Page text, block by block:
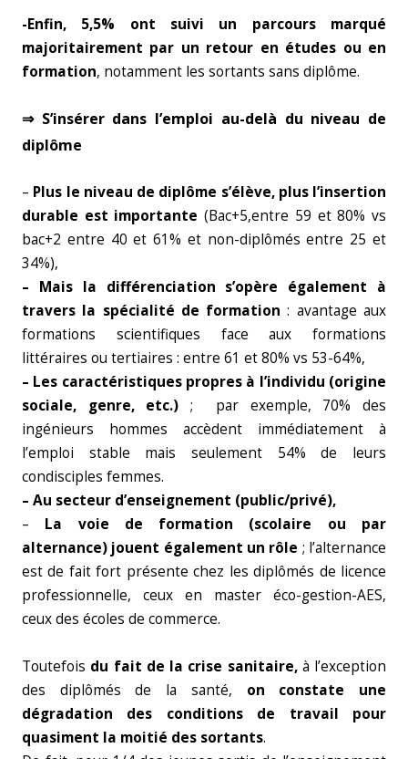
-Enfin, 5,5% ont suivi un parcours marqué
majoritairement par un retour en études ou en
formation, notamment les sortants sans diplôme.
⇒ S’insérer dans l’emploi au-delà du niveau de
diplôme
– Plus le niveau de diplôme s’élève, plus l’insertion
durable est importante (Bac+5,entre 59 et 80% vs
bac+2 entre 40 et 61% et non-diplômés entre 25 et
34%),
– Mais la différenciation s’opère également à
travers la spécialité de formation : avantage aux
formations scientifiques face aux formations
littéraires ou tertiaires : entre 61 et 80% vs 53-64%,
– Les caractéristiques propres à l’individu (origine
sociale, genre, etc.) ; par exemple, 70% des
ingénieurs hommes accèdent immédiatement à
l’emploi stable mais seulement 54% de leurs
condisciples femmes.
– Au secteur d’enseignement (public/privé),
– La voie de formation (scolaire ou par
alternance) jouent également un rôle ; l’alternance
est de fait fort présente chez les diplômés de licence
professionnelle, ceux en master éco-gestion-AES,
ceux des écoles de commerce.
Toutefois du fait de la crise sanitaire,à l’exception
des diplômés de la santé, on constate une
dégradation des conditions de travail pour
quasiment la moitié des sortants.